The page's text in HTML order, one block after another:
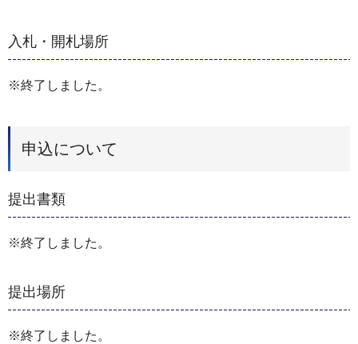
入札・開札場所
※終了しました。
申込について
提出書類
※終了しました。
提出場所
※終了しました。